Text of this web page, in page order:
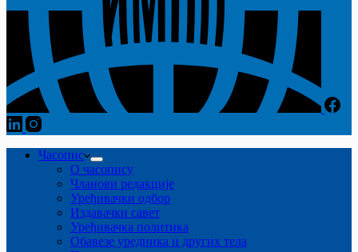
Часопис
О часопису
Чланови редакције
Уређивачки одбор
Издавачки савет
Уређивачка политика
Обавезе уредника и других тела